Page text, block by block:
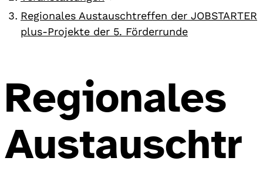
Regionales Austauschtreffen der JOBSTARTER
plus-Projekte der 5. Förderrunde
Regionales
Austauschtr